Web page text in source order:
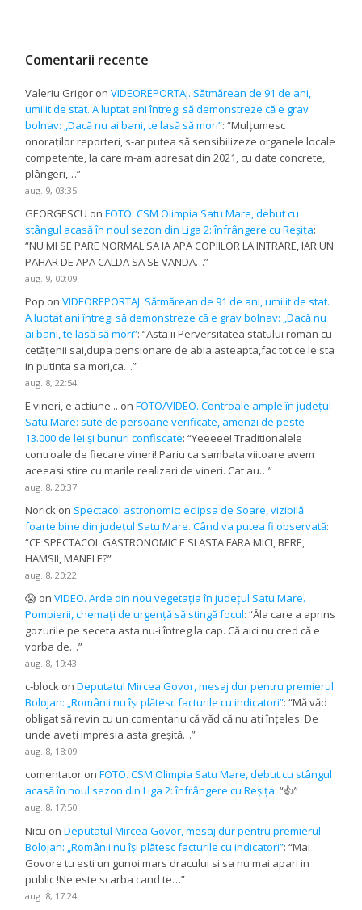
Comentarii recente
Valeriu Grigor onVIDEOREPORTAJ. Sătmărean de 91 de ani,
umilit de stat. A luptat ani întregi să demonstreze că e grav
bolnav: „Dacă nu ai bani, te lasă să mori”: “Mulțumesc
onoraților reporteri, s-ar putea să sensibilizeze organele locale
competente, la care m-am adresat din 2021, cu date concrete,
plângeri,…”
aug. 9, 03:35
GEORGESCU onFOTO. CSM Olimpia Satu Mare, debut cu
stângul acasă în noul sezon din Liga 2: înfrângere cu Reșița:
“NU MI SE PARE NORMAL SA IA APA COPIILOR LA INTRARE, IAR UN
PAHAR DE APA CALDA SA SE VANDA…”
aug. 9, 00:09
Pop onVIDEOREPORTAJ. Sătmărean de 91 de ani, umilit de stat.
A luptat ani întregi să demonstreze că e grav bolnav: „Dacă nu
ai bani, te lasă să mori”: “Asta ii Perversitatea statului roman cu
cetățenii sai,dupa pensionare de abia asteapta,fac tot ce le sta
in putinta sa mori,ca…”
aug. 8, 22:54
E vineri, e actiune... onFOTO/VIDEO. Controale ample în județul
Satu Mare: sute de persoane verificate, amenzi de peste
13.000 de lei și bunuri confiscate: “Yeeeee! Traditionalele
controale de fiecare vineri! Pariu ca sambata viitoare avem
aceeasi stire cu marile realizari de vineri. Cat au…”
aug. 8, 20:37
Norick on Spectacol astronomic: eclipsa de Soare, vizibilă
foarte bine din județul Satu Mare. Când va putea fi observată:
“CE SPECTACOL GASTRONOMIC E SI ASTA FARA MICI, BERE,
HAMSII, MANELE?”
aug. 8, 20:22
😱 onVIDEO. Arde din nou vegetația în județul Satu Mare.
Pompierii, chemați de urgență să stingă focul: “Ăla care a aprins
gozurile pe seceta asta nu-i întreg la cap. Că aici nu cred că e
vorba de…”
aug. 8, 19:43
c-block onDeputatul Mircea Govor, mesaj dur pentru premierul
Bolojan: „Românii nu își plătesc facturile cu indicatori”: “Mă văd
obligat să revin cu un comentariu că văd că nu ați înțeles. De
unde aveți impresia asta greșită…”
aug. 8, 18:09
comentator onFOTO. CSM Olimpia Satu Mare, debut cu stângul
acasă în noul sezon din Liga 2: înfrângere cu Reșița: “👍”
aug. 8, 17:50
Nicu onDeputatul Mircea Govor, mesaj dur pentru premierul
Bolojan: „Românii nu își plătesc facturile cu indicatori”: “Mai
Govore tu esti un gunoi mars dracului si sa nu mai apari in
public !Ne este scarba cand te…”
aug. 8, 17:24